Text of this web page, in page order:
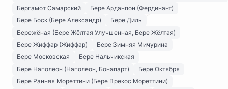
Бергамот Самарский
Бере Арданпон (Фердинант)
Бере Боск (Бере Александр)
Бере Диль
Бережёная (Бере Жёлтая Улучшенная, Бере Жёлтая)
Бере Жиффар (Жиффар)
Бере Зимняя Мичурина
Бере Московская
Бере Нальчикская
Бере Наполеон (Наполеон, Бонапарт)
Бере Октября
Бере Ранняя Мореттини (Бере Прекос Мореттини)